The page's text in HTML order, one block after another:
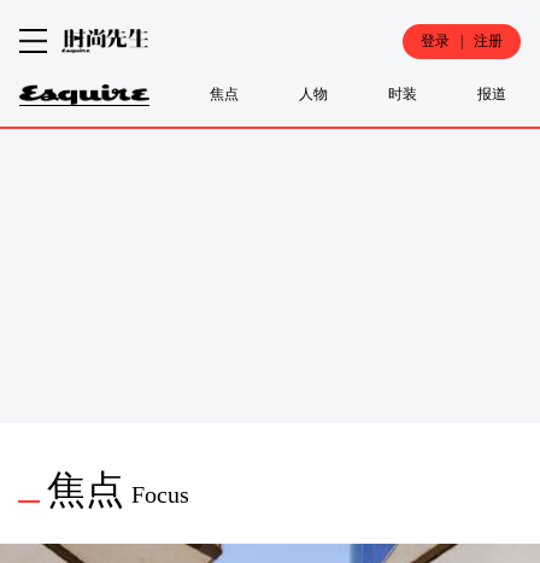
登录 | 注册
焦点 人物 时装 报道
焦点 Focus